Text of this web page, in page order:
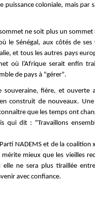
puissance coloniale, mais par
ne soit plus un sommet
le Sénégal, aux côtés de ses
et tous les autres pays
où l’Afrique serait enfin
de pays à "gérer".
souveraine, fière, et ouverte
construit de nouveaux.
que les temps ont
qui dit : "Travaillons
NADEMS et de la coalition
mieux que les vieilles
ne sera plus tiraillée
avec confiance.